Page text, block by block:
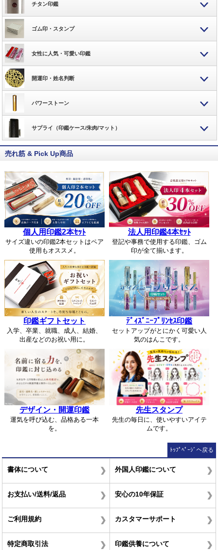
チタン印鑑
ゴム印・スタンプ
女性に人気・可愛い印鑑
開運印・姓名判断
パワーストーン
サプライ（印鑑ケース/朱肉/マット）
売れ筋 & Pick Up商品
個人用印鑑2本ｾｯﾄ
サイズ違いの印鑑2本セットはペア
使用もオススメ。
法人用印鑑4本ｾｯﾄ
登記や事務で使用する印鑑、ゴム
印が全て揃います。
印鑑ギフトセット
入学、卒業、就職、成人、結婚、
出産などのお祝い用に。
ﾃﾞｨｽﾞﾆｰﾌﾟﾘﾝｾｽ印鑑
セットアップがとにかく可愛い人
気のはんこです。
デザイン・開運印鑑
運気を呼び込む、品格ある一本
を。
先生スタンプ
先生の毎日に、使いやすいアイテ
ムです。
ﾄｯﾌﾟﾍﾟｰｼﾞへ戻る
書体について 外国人印鑑について
お支払い/送料/返品 安心の10年保証
ご利用規約 カスタマーサポート
特定商取引法 印鑑供養について